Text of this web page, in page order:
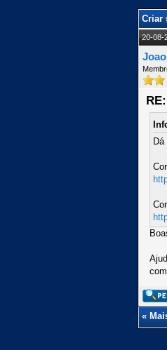
Criar
20-08-
«